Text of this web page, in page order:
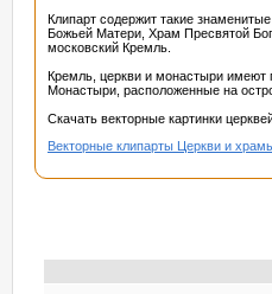
Клипарт содержит такие
Божьей Матери, Храм Пресвятой
московский Кремль.
Кремль, церкви и монастыри имеют
Монастыри, расположенные на
Скачать векторные картинки
Векторные клипарты Церкви и